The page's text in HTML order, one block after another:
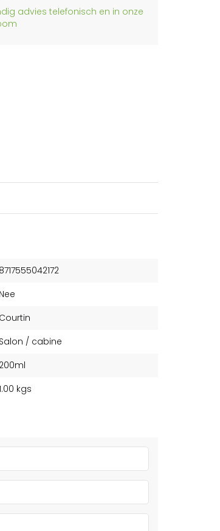
advies telefonisch en in onze
8717555042172
Nee
Courtin
Salon / cabine
200ml
kgs